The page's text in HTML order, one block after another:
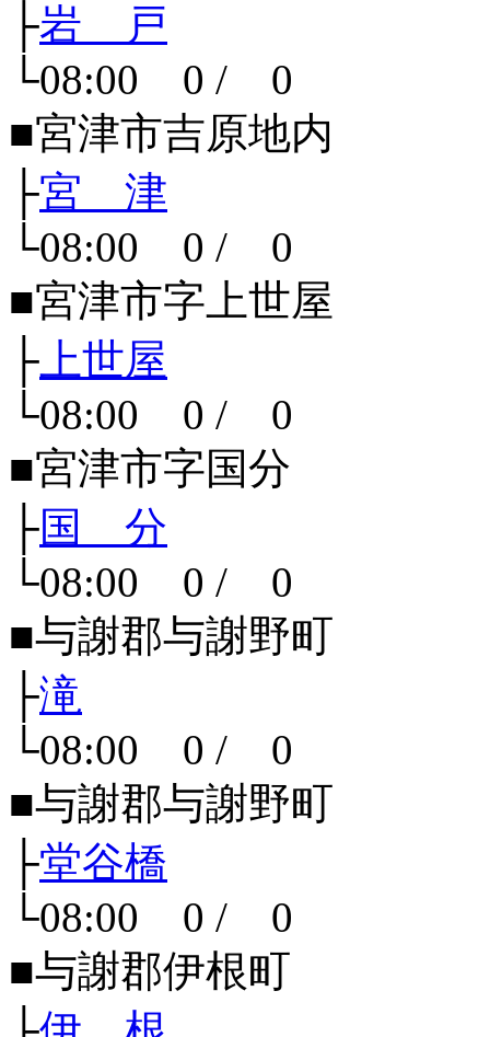
├岩 戸
└08:00 0 / 0
■宮津市吉原地内
├宮 津
└08:00 0 / 0
■宮津市字上世屋
├ 上世屋
└08:00 0 / 0
■宮津市字国分
├国 分
└08:00 0 / 0
■与謝郡与謝野町
├滝
└08:00 0 / 0
■与謝郡与謝野町
├堂谷橋
└08:00 0 / 0
■与謝郡伊根町